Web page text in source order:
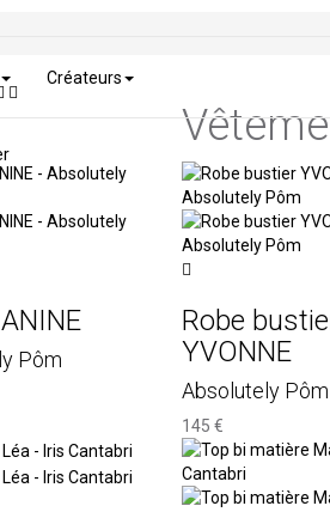
Créateurs
Pôm
Robe
YVONNE
Absolutely Pôm
145 €